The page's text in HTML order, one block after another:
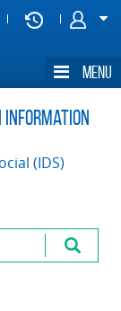
Information
(IDS)